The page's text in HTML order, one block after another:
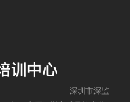
深圳市深监